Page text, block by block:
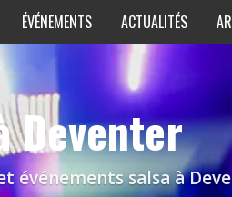
ÉVÉNEMENTS ACTUALITÉS
Deventer
événements salsa à